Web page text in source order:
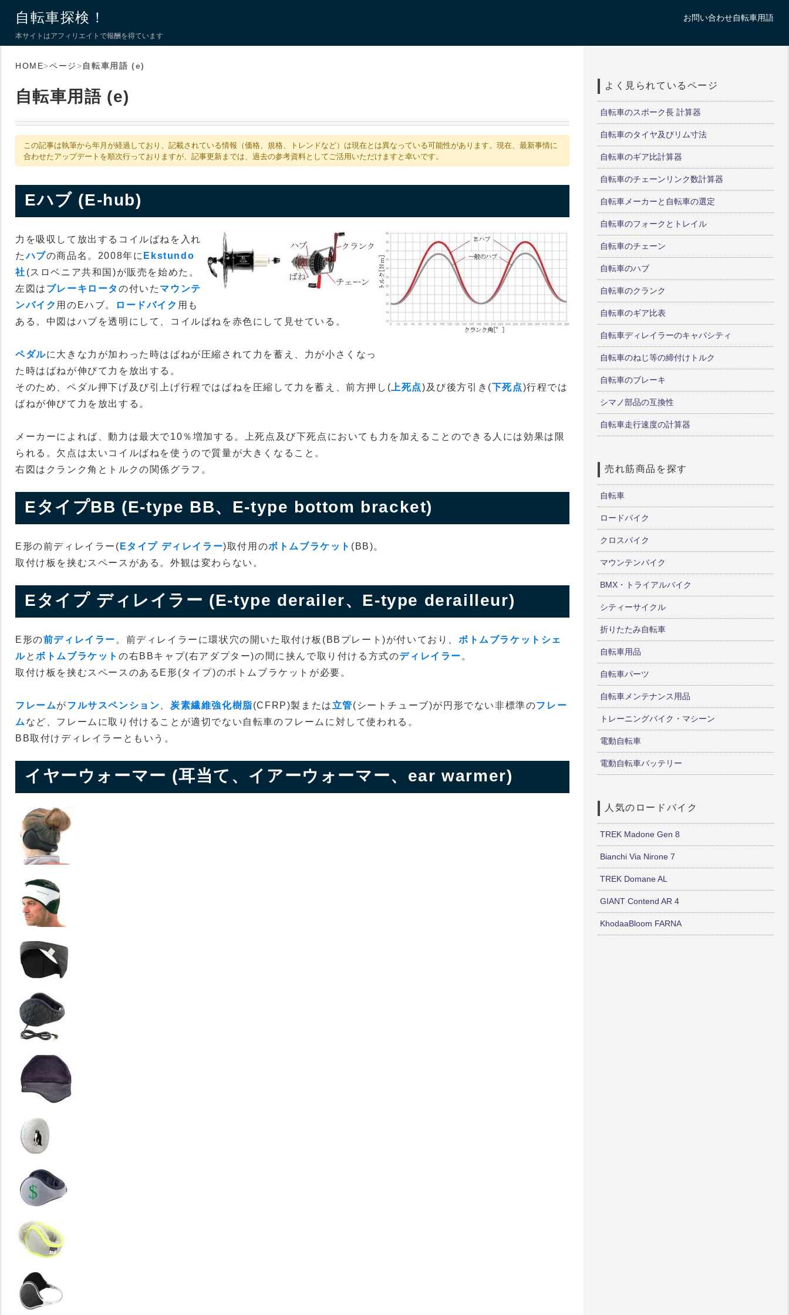
自転車探検！ お問い合わせ自転車用語
本サイトはアフィリエイトで報酬を得ています
HOME>ページ>自転車用語 (e)
自転車用語 (e)
この記事は執筆から年月が経過しており、記載されている情報（価格、規格、トレンドなど）は現在とは異なっている可能性があります。現在、最新事情に
合わせたアップデートを順次行っておりますが、記事更新までは、過去の参考資料としてご活用いただけますと幸いです。
Eハブ (E-hub)
力を吸収して放出するコイルばねを入れ
たハブの商品名。2008年に Ekstundo
社 (スロベニア共和国)が販売を始めた。
左図は ブレーキロータの付いた マウンテ
ンバイク 用のEハブ。 ロードバイク 用も
ある。中図はハブを透明にして、コイルばねを赤色にして見せている。
ペダルに大きな力が加わった時はばねが圧縮されて力を蓄え、力が小さくなっ
た時はばねが伸びて力を放出する。
そのため、ペダル押下げ及び引上げ行程ではばねを圧縮して力を蓄え、前方押し( 上死点)及び後方引き(下死点)行程では
ばねが伸びて力を放出する。
メーカーによれば、動力は最大で10％増加する。上死点及び下死点においても力を加えることのできる人には効果は限
られる。欠点は太いコイルばねを使うので質量が大きくなること。
右図はクランク角とトルクの関係グラフ。
EタイプBB (E-type BB、E-type bottom bracket)
E形の前ディレイラー( Eタイプ ディレイラー)取付用のボトムブラケット (BB)。
取付け板を挟むスペースがある。外観は変わらない。
Eタイプ ディレイラー (E-type derailer、E-type derailleur)
E形の前ディレイラー 。前ディレイラーに環状穴の開いた取付け板(BBプレート)が付いており、ボトムブラケットシェ
ルとボトムブラケットの右BBキャプ(右アダプター)の間に挟んで取り付ける方式のディレイラー 。
取付け板を挟むスペースのあるE形(タイプ)のボトムブラケットが必要。
フレームがフルサスペンション 、炭素繊維強化樹脂(CFRP)製または 立管(シートチューブ)が円形でない非標準のフレー
ム など、フレームに取り付けることが適切でない自転車のフレームに対して使われる。
BB取付けディレイラーともいう。
イヤーウォーマー (耳当て、イアーウォーマー、ear warmer)
よく見られているページ
自転車のスポーク長 計算器
自転車のタイヤ及びリム寸法
自転車のギア比計算器
自転車のチェーンリンク数計算器
自転車メーカーと自転車の選定
自転車のフォークとトレイル
自転車のチェーン
自転車のハブ
自転車のクランク
自転車のギア比表
自転車ディレイラーのキャパシティ
自転車のねじ等の締付けトルク
自転車のブレーキ
シマノ部品の互換性
自転車走行速度の計算器
売れ筋商品を探す
自転車
ロードバイク
クロスバイク
マウンテンバイク
BMX・トライアルバイク
シティーサイクル
折りたたみ自転車
自転車用品
自転車パーツ
自転車メンテナンス用品
トレーニングバイク・マシーン
電動自転車
電動自転車バッテリー
人気のロードバイク
TREK Madone Gen 8
Bianchi Via Nirone 7
TREK Domane AL
GIANT Contend AR 4
KhodaaBloom FARNA